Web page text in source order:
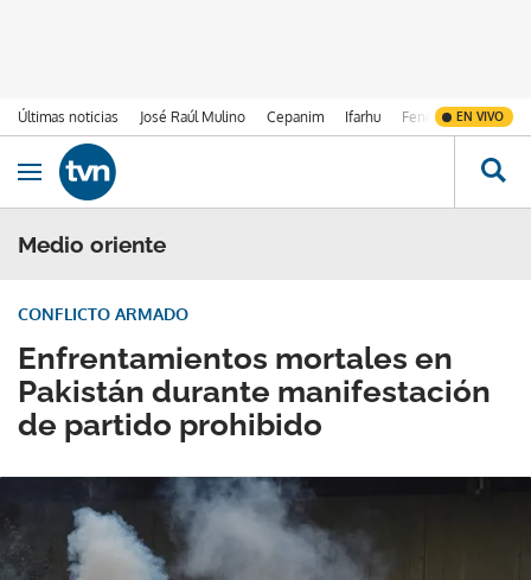
Últimas noticias José Raúl Mulino Cepanim Ifarhu Fenómeno de El
EN VIVO
Ir al contenido
Obrir navegació
Medio oriente
Enfrentamientos mortales en
Pakistán durante manifestación
de partido prohibido
CONFLICTO ARMADO